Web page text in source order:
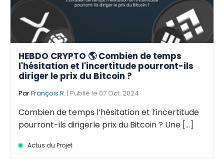
HEBDO CRYPTO 🌎 Combien de temps
l'hésitation et l'incertitude pourront-ils
diriger le prix du Bitcoin ?
ParFrançois R. | Publié le 07 Oct. 2024
Combien de temps l’hésitation et l’incertitude
pourront-ils dirigerle prix du Bitcoin ? Une [...]
Actus du Projet